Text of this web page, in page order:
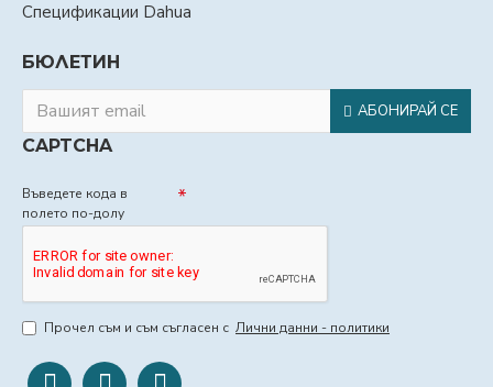
Спецификации Dahua
БЮЛЕТИН
АБОНИРАЙ СЕ
CAPTCHA
Въведете кода в
полето по-долу
Прочел съм и съм съгласен с Лични данни - политики